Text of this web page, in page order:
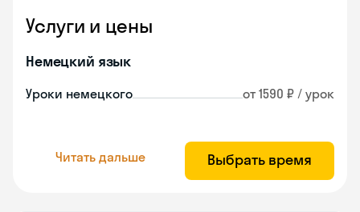
Услуги и цены
Немецкий язык
Уроки немецкого от 1590 ₽ / урок
Читать дальше Выбрать время